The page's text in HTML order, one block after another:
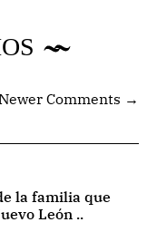
Comments →
la familia que
León ..